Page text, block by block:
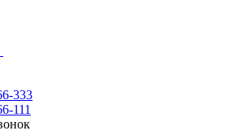
333
111